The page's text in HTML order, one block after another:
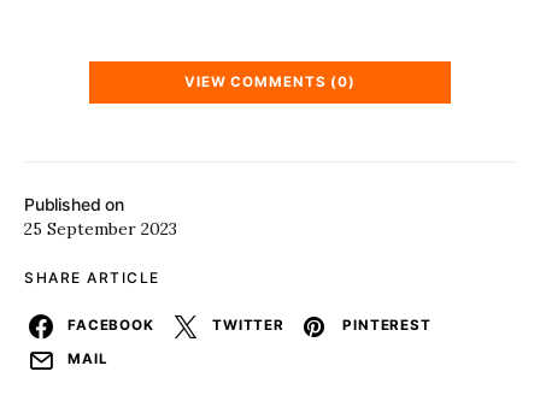
Published on
25 September 2023
SHARE ARTICLE
FACEBOOK TWITTER
PINTEREST
MAIL
VIEW COMMENTS (0)